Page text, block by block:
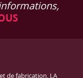
de fabrication, LA